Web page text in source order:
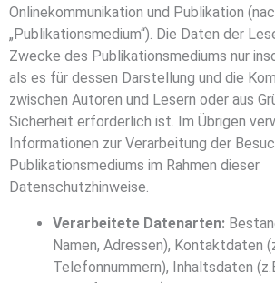
Onlinekommunikation und Publikation
„Publikationsmedium“). Die Daten der
Zwecke des Publikationsmediums nur
als es für dessen Darstellung und die
zwischen Autoren und Lesern oder aus
Sicherheit erforderlich ist. Im Übrigen
Informationen zur Verarbeitung der
Publikationsmediums im Rahmen dieser
Datenschutzhinweise.
Verarbeitete Datenarten:
Namen, Adressen), Kontaktdaten
Telefonnummern), Inhaltsdaten